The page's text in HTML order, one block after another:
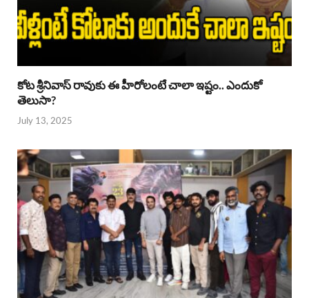
కోట శ్రీనివాస్ రావుకు ఈ హీరోలంటే చాలా ఇష్టం.. ఎందుకో
తెలుసా?
July 13, 2025